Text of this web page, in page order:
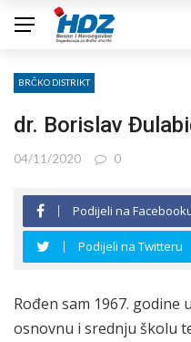
BRČKO DISTRIKT
dr. Borislav
04/11/2020 0
Podijeli na
Podijeli na Twitteru
Rođen sam 1967. godine
osnovnu i srednju školu